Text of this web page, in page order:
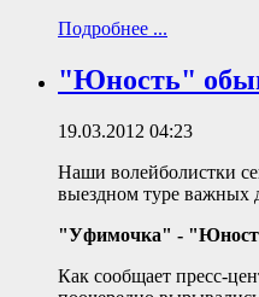
Подробнее ...
"Юность"
19.03.2012 04:23
Наши волейболистки
выездном туре важных
"Уфимочка" -
Как сообщает пресс-